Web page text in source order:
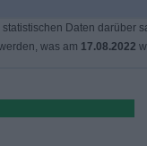
Daten darüber
was am 17.08.2022